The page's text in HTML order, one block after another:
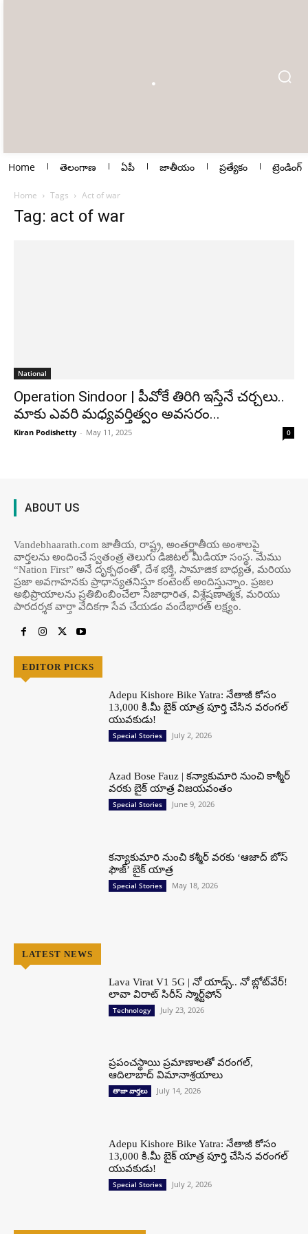
Home తెలంగాణ ఏపీ జాతీయం ప్రత్యేకం ట్రెండింగ్
Home Tags Act of war
Tag: act of war
National
Operation Sindoor | పీవోకే తిరిగి ఇస్తేనే చర్చలు..
మాకు ఎవరి మధ్యవర్తిత్వం అవసరం...
Kiran Podishetty - May 11, 2025 0
ABOUT US
Vandebhaarath.com జాతీయ, రాష్ట్ర, అంతర్జాతీయ అంశాలపై
వార్తలను అందించే స్వతంత్ర తెలుగు డిజిటల్ మీడియా సంస్థ. మేము
“Nation First” అనే దృక్పథంతో, దేశ భక్తి, సామాజిక బాధ్యత, మరియు
ప్రజా అవగాహనకు ప్రాధాన్యతనిస్తూ కంటెంట్ అందిస్తున్నాం. ప్రజల
అభిప్రాయాలను ప్రతిబింబించేలా నిజాధారిత, విశ్లేషణాత్మక, మరియు
పారదర్శక వార్తా వేదికగా సేవ చేయడం వందేభార‌త్ ల‌క్ష్యం.
EDITOR PICKS
Adepu Kishore Bike Yatra: నేతాజీ కోసం
13,000 కి.మీ బైక్ యాత్ర పూర్తి చేసిన వరంగల్
యువకుడు!
Special Stories July 2, 2026
Azad Bose Fauz | కన్యాకుమారి నుంచి కాశ్మీర్
వరకు బైక్ యాత్ర విజయవంతం
Special Stories June 9, 2026
కన్యాకుమారి నుంచి కశ్మీర్ వరకు ‘ఆజాద్ బోస్
ఫౌజ్’ బైక్ యాత్ర
Special Stories May 18, 2026
LATEST NEWS
Lava Virat V1 5G | నో యాడ్స్.. నో బ్లోట్‌వేర్!
లావా విరాట్ సిరీస్ స్మార్ట్‌ఫోన్​
Technology July 23, 2026
ప్రపంచస్థాయి ప్రమాణాలతో వరంగల్,
ఆదిలాబాద్ విమానాశ్రయాలు
తాజా వార్తలు July 14, 2026
Adepu Kishore Bike Yatra: నేతాజీ కోసం
13,000 కి.మీ బైక్ యాత్ర పూర్తి చేసిన వరంగల్
యువకుడు!
Special Stories July 2, 2026